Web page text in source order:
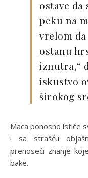
ostave da
peku na
vrelom
ostanu
iznutra,“
iskustvo
širokog
Maca ponosno ističe
i sa strašću
prenoseći znanje
bake.